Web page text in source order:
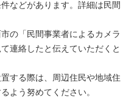
などがあります。詳細は民間
の「民間事業者によるカメラ
連絡したと伝えていただくと
する際は、周辺住民や地域住
よう努めてください。